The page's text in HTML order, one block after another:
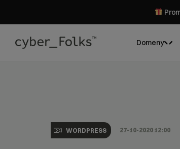
Domeny
WORDPRESS 27-10-2020 12:00